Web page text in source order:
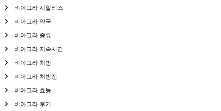
비아그라 시알리스
비아그라 약국
비아그라 종류
비아그라 지속시간
비아그라 처방
비아그라 처방전
비아그라 효능
비아그라 후기